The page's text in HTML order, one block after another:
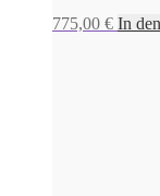
775,00 € In